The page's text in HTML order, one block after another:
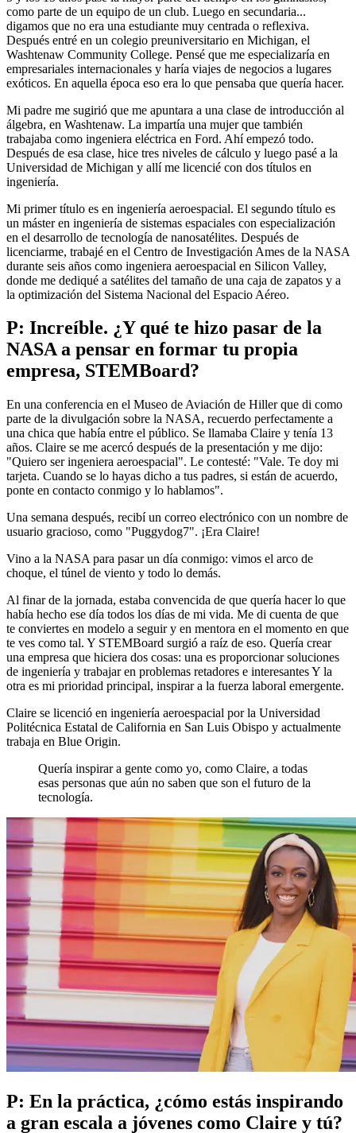
como parte de un equipo de un club. Luego en secundaria...
digamos que no era una estudiante muy centrada o reflexiva.
Después entré en un colegio preuniversitario en Michigan, el
Washtenaw Community College. Pensé que me especializaría en
empresariales internacionales y haría viajes de negocios a lugares
exóticos. En aquella época eso era lo que pensaba que quería hacer.
Mi padre me sugirió que me apuntara a una clase de introducción al
álgebra, en Washtenaw. La impartía una mujer que también
trabajaba como ingeniera eléctrica en Ford. Ahí empezó todo.
Después de esa clase, hice tres niveles de cálculo y luego pasé a la
Universidad de Michigan y allí me licencié con dos títulos en
ingeniería.
Mi primer título es en ingeniería aeroespacial. El segundo título es
un máster en ingeniería de sistemas espaciales con especialización
en el desarrollo de tecnología de nanosatélites. Después de
licenciarme, trabajé en el Centro de Investigación Ames de la NASA
durante seis años como ingeniera aeroespacial en Silicon Valley,
donde me dediqué a satélites del tamaño de una caja de zapatos y a
la optimización del Sistema Nacional del Espacio Aéreo.
P: Increíble. ¿Y qué te hizo pasar de la
NASA a pensar en formar tu propia
empresa, STEMBoard?
En una conferencia en el Museo de Aviación de Hiller que di como
parte de la divulgación sobre la NASA, recuerdo perfectamente a
una chica que había entre el público. Se llamaba Claire y tenía 13
años. Claire se me acercó después de la presentación y me dijo:
"Quiero ser ingeniera aeroespacial". Le contesté: "Vale. Te doy mi
tarjeta. Cuando se lo hayas dicho a tus padres, si están de acuerdo,
ponte en contacto conmigo y lo hablamos".
Una semana después, recibí un correo electrónico con un nombre de
usuario gracioso, como "Puggydog7". ¡Era Claire!
Vino a la NASA para pasar un día conmigo: vimos el arco de
choque, el túnel de viento y todo lo demás.
Al finar de la jornada, estaba convencida de que quería hacer lo que
había hecho ese día todos los días de mi vida. Me di cuenta de que
te conviertes en modelo a seguir y en mentora en el momento en que
te ves como tal. Y STEMBoard surgió a raíz de eso. Quería crear
una empresa que hiciera dos cosas: una es proporcionar soluciones
de ingeniería y trabajar en problemas retadores e interesantes Y la
otra es mi prioridad principal, inspirar a la fuerza laboral emergente.
Claire se licenció en ingeniería aeroespacial por la Universidad
Politécnica Estatal de California en San Luis Obispo y actualmente
trabaja en Blue Origin.
Quería inspirar a gente como yo, como Claire, a todas
esas personas que aún no saben que son el futuro de la
tecnología.
P: En la práctica, ¿cómo estás inspirando
a gran escala a jóvenes como Claire y tú?